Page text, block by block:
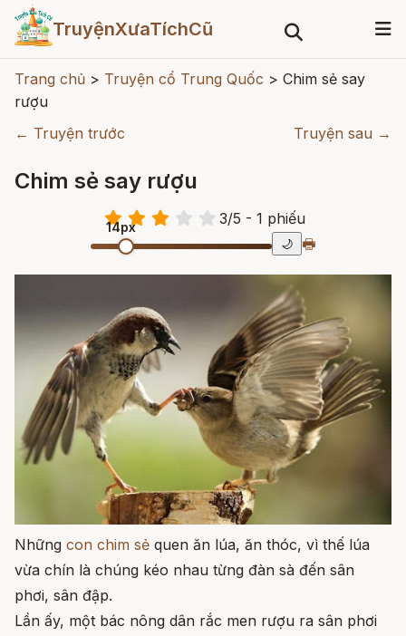
TruyệnXưaTíchCũ
Trang chủ > Truyện cổ Trung Quốc > Chim sẻ say
rượu
← Truyện trước
Truyện sau →
Chim sẻ say rượu
3/5 - 1 phiếu
14px
🌙 🖶
Những con chim sẻ quen ăn lúa, ăn thóc, vì thế lúa
vừa chín là chúng kéo nhau từng đàn sà đến sân
phơi, sân đập.
Lần ấy, một bác nông dân rắc men rượu ra sân phơi